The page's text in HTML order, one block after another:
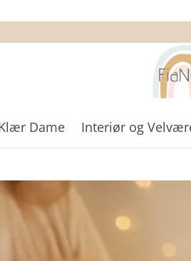
Dame Interiør og